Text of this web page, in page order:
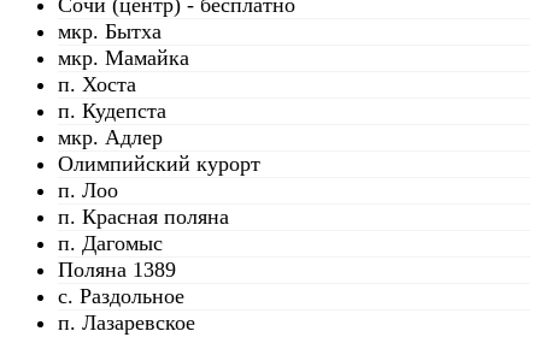
Сочи (центр) - бесплатно
мкр. Бытха
мкр. Мамайка
п. Хоста
п. Кудепста
мкр. Адлер
Олимпийский курорт
п. Лоо
п. Красная поляна
п. Дагомыс
Поляна 1389
с. Раздольное
п. Лазаревское